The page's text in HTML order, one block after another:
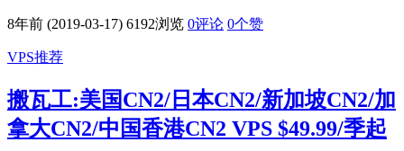
8年前 (2019-03-17) 6192浏览 0评论 0个赞
VPS推荐
搬瓦工:美国CN2/日本CN2/新加坡CN2/加
拿大CN2/中国香港CN2 VPS $49.99/季起